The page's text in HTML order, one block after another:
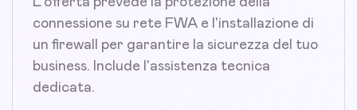
connessione su rete FWA e l'installazione di
un firewall per garantire la sicurezza del tuo
business. Include l'assistenza tecnica
dedicata.